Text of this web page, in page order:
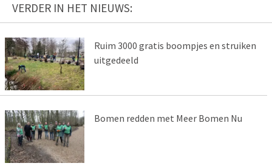
VERDER IN HET NIEUWS:
Ruim 3000 gratis boompjes en struiken
uitgedeeld
Bomen redden met Meer Bomen Nu